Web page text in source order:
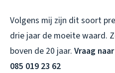
Volgens mij zijn dit soort
drie jaar de moeite waard.
boven de 20 jaar. Vraag
085 019 23 62